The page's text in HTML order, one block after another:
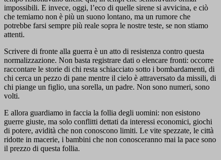
impossibili. E invece, oggi, l’eco di quelle sirene si avvicina, e ciò
che temiamo non è più un suono lontano, ma un rumore che
potrebbe farsi sempre più reale sopra le nostre teste, se non stiamo
attenti.
Scrivere di fronte alla guerra è un atto di resistenza contro questa
normalizzazione. Non basta registrare dati o elencare fronti: occorre
raccontare le storie di chi resta schiacciato sotto i bombardamenti, di
chi cerca un pezzo di pane mentre il cielo è attraversato da missili, di
chi piange un figlio, una sorella, un padre. Non sono numeri, sono
volti.
E allora guardiamo in faccia la follia degli uomini: non esistono
guerre giuste, ma solo conflitti dettati da interessi economici, giochi
di potere, avidità che non conoscono limiti. Le vite spezzate, le città
ridotte in macerie, i bambini che non conosceranno mai la pace sono
il prezzo di questa follia.